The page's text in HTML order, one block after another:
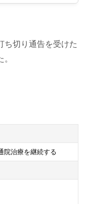
思いま
ち切り通告を受けた
院治療を継続する